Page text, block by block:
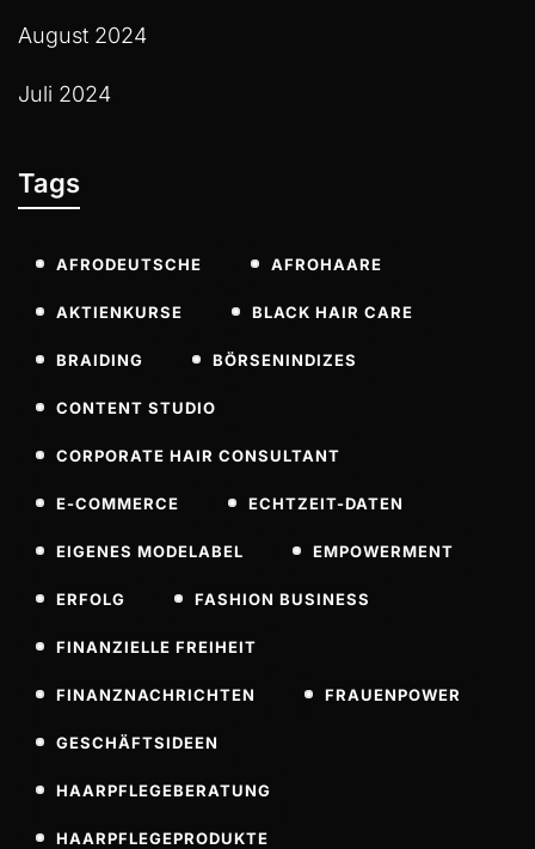
August 2024
Juli 2024
Tags
AFRODEUTSCHE AFROHAARE
AKTIENKURSE BLACK HAIR CARE
BRAIDING BÖRSENINDIZES
CONTENT STUDIO
CORPORATE HAIR CONSULTANT
E-COMMERCE ECHTZEIT-DATEN
EIGENES MODELABEL EMPOWERMENT
ERFOLG FASHION BUSINESS
FINANZIELLE FREIHEIT
FINANZNACHRICHTEN FRAUENPOWER
GESCHÄFTSIDEEN
HAARPFLEGEBERATUNG
HAARPFLEGEPRODUKTE